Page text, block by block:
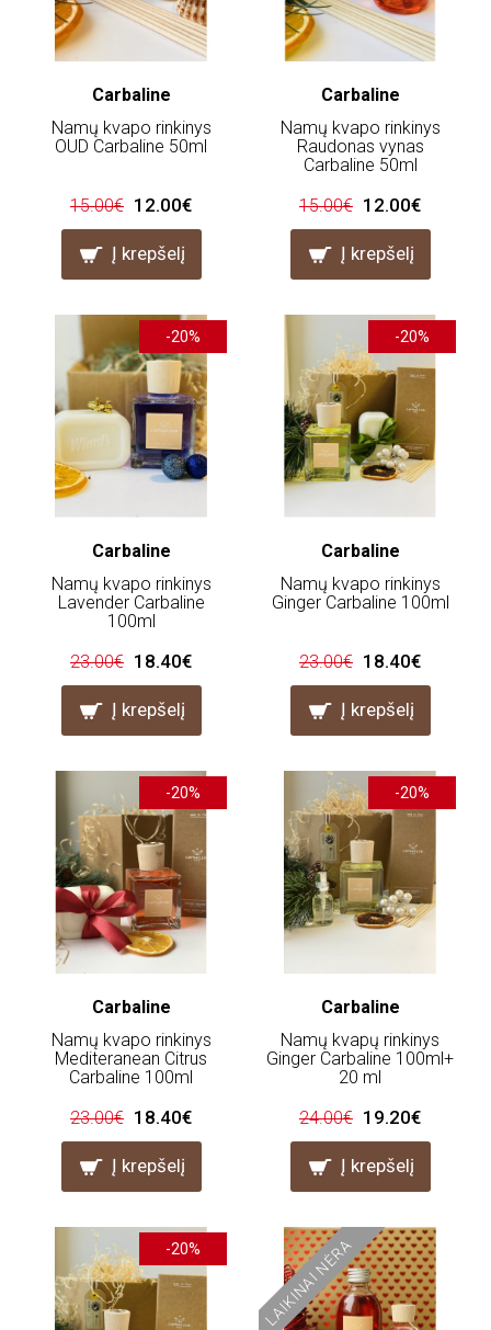
Carbaline
Namų kvapo rinkinys
OUD Carbaline 50ml
15.00€ 12.00€
Į krepšelį
Carbaline
Namų kvapo rinkinys
Raudonas vynas
Carbaline 50ml
15.00€ 12.00€
Į krepšelį
-20%
Carbaline
Namų kvapo rinkinys
Lavender Carbaline
100ml
23.00€ 18.40€
Į krepšelį
-20%
Carbaline
Namų kvapo rinkinys
Ginger Carbaline 100ml
23.00€ 18.40€
Į krepšelį
-20%
Carbaline
Namų kvapo rinkinys
Mediteranean Citrus
Carbaline 100ml
23.00€ 18.40€
Į krepšelį
-20%
Carbaline
Namų kvapų rinkinys
Ginger Carbaline 100ml+
20 ml
24.00€ 19.20€
Į krepšelį
-20% LAIKINAI NĖRA